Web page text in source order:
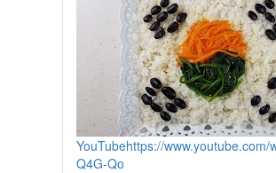
YouTubehttps://www.youtube.com/
Q4G-Qo